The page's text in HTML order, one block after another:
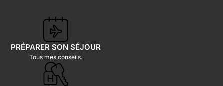
PRÉPARER SON SÉJOUR
Tous mes conseils.